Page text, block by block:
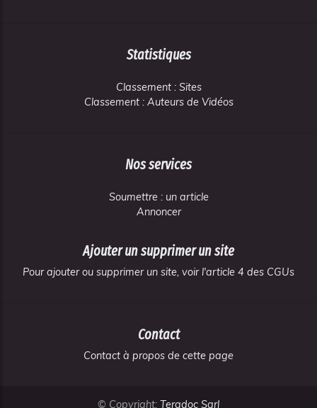
Statistiques
Classement : Sites
Classement : Auteurs de Vidéos
Nos services
Soumettre : un article
Annoncer
Ajouter un supprimer un site
Pour ajouter ou supprimer un site, voir l'article 4 des CGUs
Contact
Contact à propos de cette page
© Copyright: Teradoc Sarl